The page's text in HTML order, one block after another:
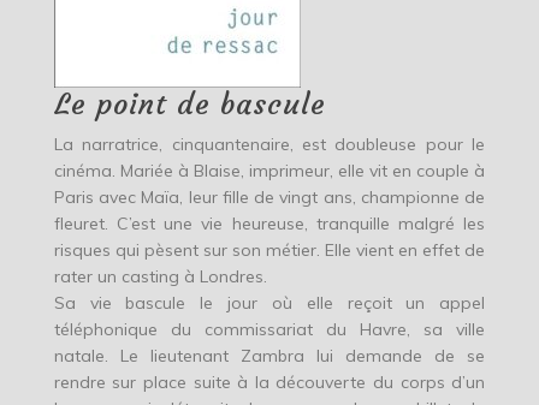
Le point de bascule
La narratrice, cinquantenaire, est doubleuse pour le
cinéma. Mariée à Blaise, imprimeur, elle vit en couple à
Paris avec Maïa, leur fille de vingt ans, championne de
fleuret. C’est une vie heureuse, tranquille malgré les
risques qui pèsent sur son métier. Elle vient en effet de
rater un casting à Londres.
Sa vie bascule le jour où elle reçoit un appel
téléphonique du commissariat du Havre, sa ville
natale. Le lieutenant Zambra lui demande de se
rendre sur place suite à la découverte du corps d’un